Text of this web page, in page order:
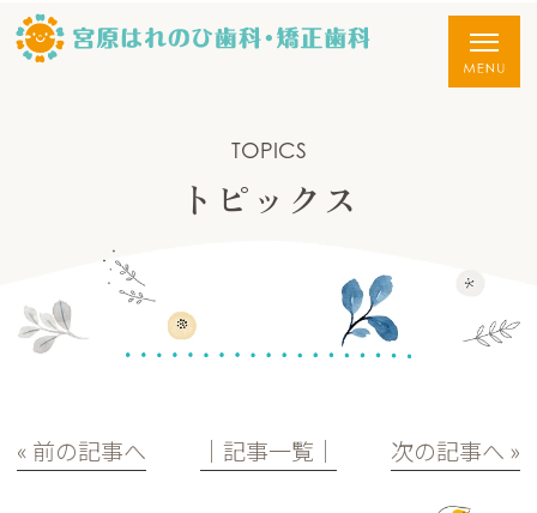
TOPICS
トピックス
« 前の記事へ │記事一覧│ 次の記事へ »